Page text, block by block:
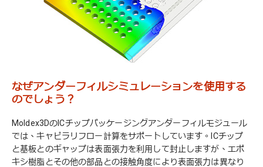
なぜアンダーフィルシミュレーションを使用する
のでしょう？
Moldex3DのICチップパッケージングアンダーフィルモジュール
では、キャピラリフロー計算をサポートしています。ICチップ
と基板とのギャップは表面張力を利用して封止しますが、エポ
キシ樹脂とその他の部品との接触角度により表面張力は異なり